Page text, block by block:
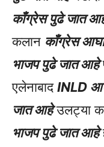
काँग्रेस पुढे जात
कलान काँग्रेस
भाजप पुढे जात आहे
एलेनाबादINLD
जात आहेउलट्या
भाजप पुढे जात आहे